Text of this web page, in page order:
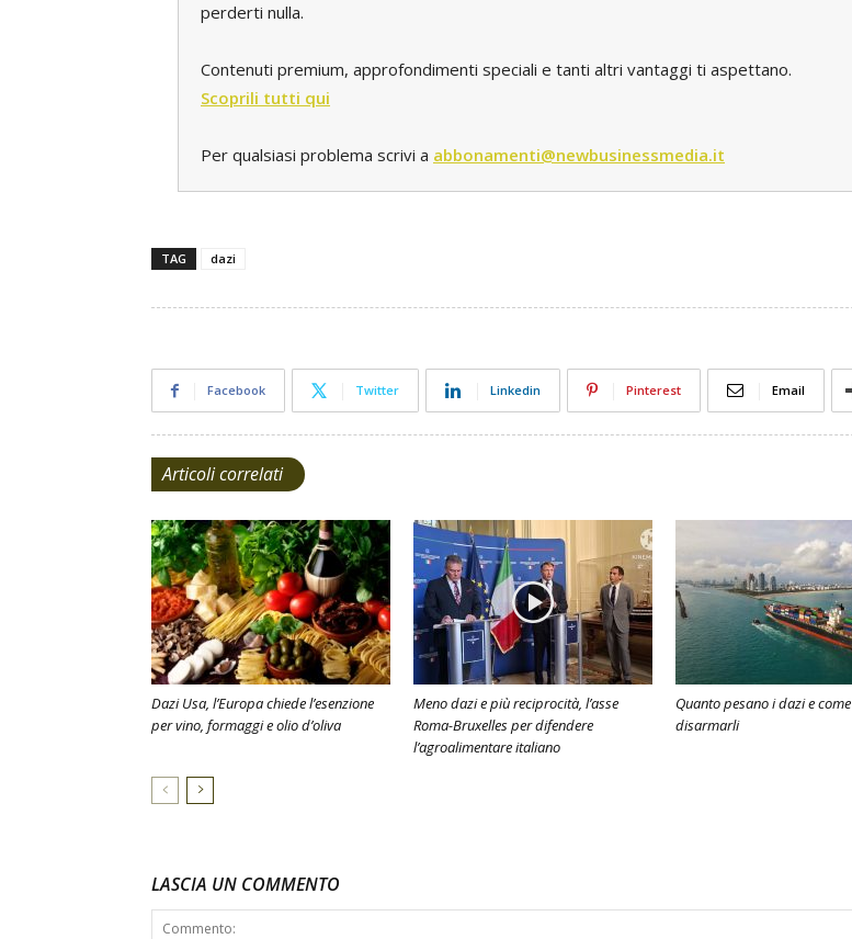
perderti nulla.
Contenuti premium, approfondimenti speciali e tanti altri vantaggi ti aspettano.
Scoprili tutti qui
Per qualsiasi problema scrivi a abbonamenti@newbusinessmedia.it
TAG dazi
Facebook Twitter Linkedin Pinterest Email
Articoli correlati
Dazi Usa, l’Europa chiede l’esenzione
per vino, formaggi e olio d’oliva
Meno dazi e più reciprocità, l’asse
Roma-Bruxelles per difendere
l’agroalimentare italiano
Quanto pesano i dazi e come
disarmarli
LASCIA UN COMMENTO